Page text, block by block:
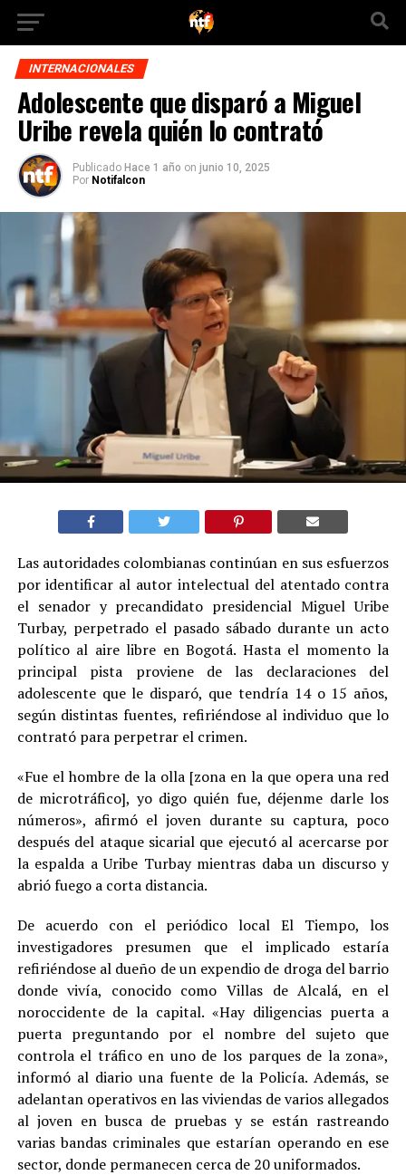
INTERNACIONALES
Adolescente que disparó a Miguel
Uribe revela quién lo contrató
Publicado Hace 1 año on junio 10, 2025
Por Notifalcon
Las autoridades colombianas continúan en sus esfuerzos
por identificar al autor intelectual del atentado contra
el senador y precandidato presidencial Miguel Uribe
Turbay, perpetrado el pasado sábado durante un acto
político al aire libre en Bogotá. Hasta el momento la
principal pista proviene de las declaraciones del
adolescente que le disparó, que tendría 14 o 15 años,
según distintas fuentes, refiriéndose al individuo que lo
contrató para perpetrar el crimen.
«Fue el hombre de la olla [zona en la que opera una red
de microtráfico], yo digo quién fue, déjenme darle los
números», afirmó el joven durante su captura, poco
después del ataque sicarial que ejecutó al acercarse por
la espalda a Uribe Turbay mientras daba un discurso y
abrió fuego a corta distancia.
De acuerdo con el periódico local El Tiempo, los
investigadores presumen que el implicado estaría
refiriéndose al dueño de un expendio de droga del barrio
donde vivía, conocido como Villas de Alcalá, en el
noroccidente de la capital. «Hay diligencias puerta a
puerta preguntando por el nombre del sujeto que
controla el tráfico en uno de los parques de la zona»,
informó al diario una fuente de la Policía. Además, se
adelantan operativos en las viviendas de varios allegados
al joven en busca de pruebas y se están rastreando
varias bandas criminales que estarían operando en ese
sector, donde permanecen cerca de 20 uniformados.